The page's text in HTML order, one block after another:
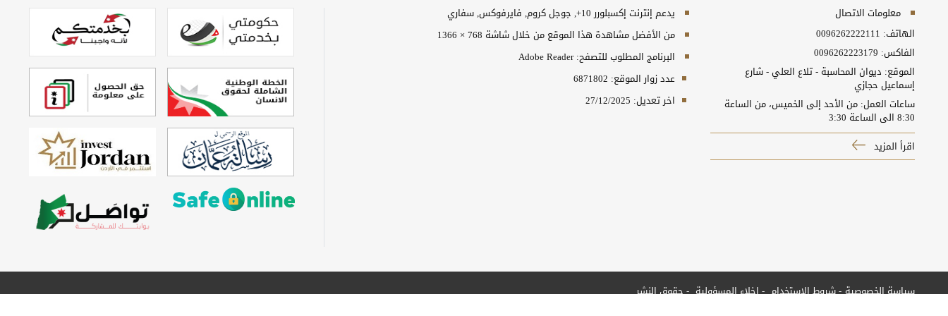
معلومات الاتصال
الهاتف: 0096262222111
الفاكس: 0096262223179
الموقع: ديوان المحاسبة - تلاع العلي - شارع
إسماعيل حجازي
ساعات العمل: من الأحد إلى الخميس، من الساعة
8:30 الى الساعة 3:30
اقرأ المزيد
يدعم إنترنت إكسبلورر 10+, جوجل كروم, فايرفوكس, سفاري
من الأفضل مشاهدة هذا الموقع من خلال شاشة 768 × 1366
البرنامج المطلوب للتصفح: Adobe Reader
عدد زوار الموقع: 6871802
اخر تعديل: 27/12/2025
سياسة الخصوصية شروط الاستخدام إخلاء المسؤولية حقوق النشر